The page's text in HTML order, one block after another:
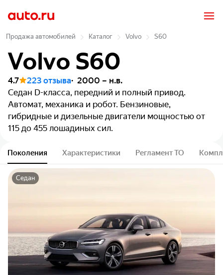
Продажа автомобилей Каталог Volvo S60
Volvo S60
4.7 223 отзыва 2000 – н.в.
Седан D-класса, передний и полный привод.
Автомат, механика и робот. Бензиновые,
гибридные и дизельные двигатели мощностью от
115 до 455 лошадиных сил.
Поколения Характеристики Регламент ТО
Седан